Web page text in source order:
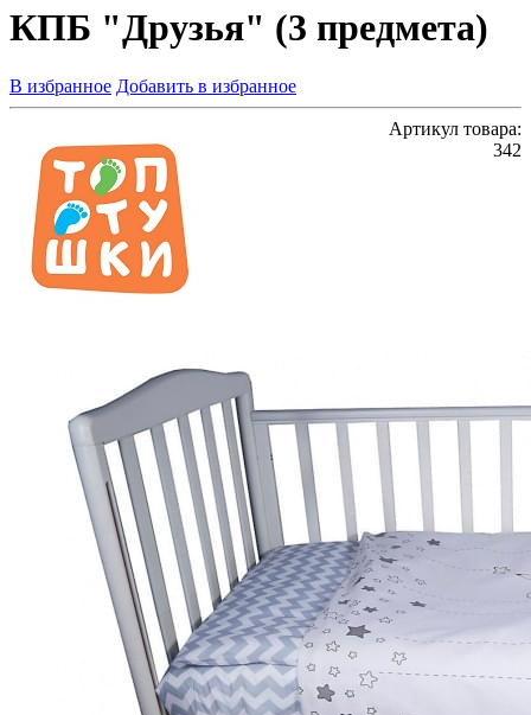
КПБ "Друзья" (3 предмета)
В избранное Добавить в избранное
Артикул товара:
342